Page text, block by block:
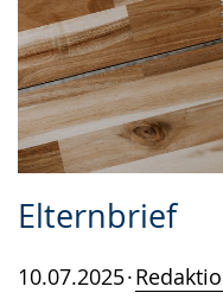
Elternbrief
10.07.2025